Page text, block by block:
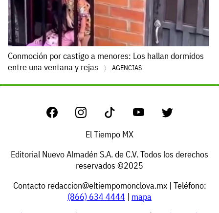
Conmoción por castigo a menores: Los hallan dormidos
entre una ventana y rejas
AGENCIAS
El Tiempo MX
Editorial Nuevo Almadén S.A. de C.V. Todos los derechos
reservados ©2025
Contacto redaccion@eltiempomonclova.mx| Teléfono:
(866) 634 4444 | mapa